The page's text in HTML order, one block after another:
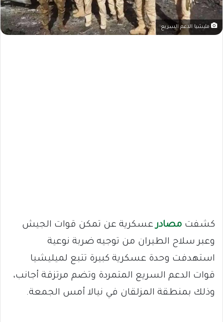
مليشيا الدعم السريع
كشفت مصادرعسكرية عن تمكن قوات الجيش
وعبر سلاح الطيران من توجيه ضربة نوعية
استهدفت وحدة عسكرية كبيرة تتبع لميليشيا
قوات الدعم السريع المتمردة وتضم مرتزقة أجانب،
وذلك بمنطقة المزلقان في نيالا أمس الجمعة.